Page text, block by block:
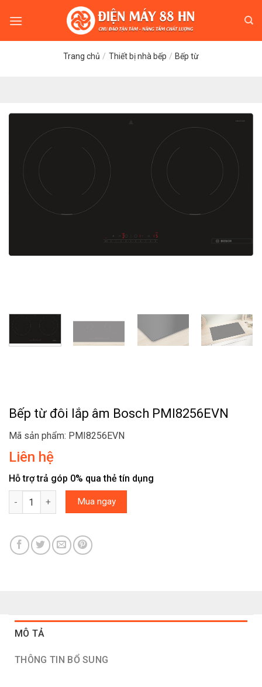
Trang chủ / Thiết bị nhà bếp / Bếp từ
Bếp từ đôi lắp âm Bosch PMI8256EVN
Mã sản phẩm: PMI8256EVN
Liên hệ
Hỗ trợ trả góp 0% qua thẻ tín dụng
Bếp từ đôi lắp âm Bosch PMI8256EVN số lượng
Mua ngay
MÔ TẢ
THÔNG TIN BỔ SUNG